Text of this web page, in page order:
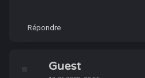
Répondre
Guest